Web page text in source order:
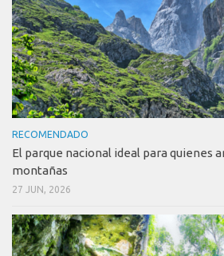
RECOMENDADO
El parque nacional ideal para quienes
montañas
27 JUN, 2026